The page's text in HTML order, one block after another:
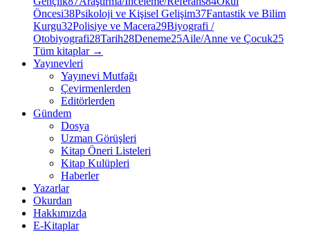
Öncesi38Psikoloji ve Kişisel Gelişim37Fantastik ve Bilim
Kurgu32Polisiye ve Macera29Biyografi /
Otobiyografi28Tarih28Deneme25Aile/Anne ve Çocuk25
Tüm kitaplar →
Yayınevleri
Yayınevi Mutfağı
Çevirmenlerden
Editörlerden
Gündem
Dosya
Uzman Görüşleri
Kitap Öneri Listeleri
Kitap Kulüpleri
Haberler
Yazarlar
Okurdan
Hakkımızda
E-Kitaplar